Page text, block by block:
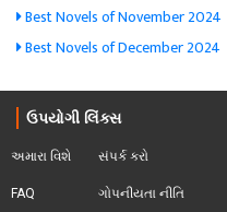
Best Novels of November 2024
Best Novels of December 2024
ઉપયોગી લિંક્સ
અમારા વિશે
FAQ
સંપર્ક કરો
ગોપનીયતા નીતિ